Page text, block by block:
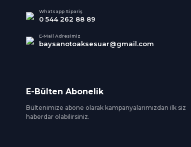
Whatsapp Sipariş
0 544 262 88 89
E-Mail Adresimiz
baysanotoaksesuar@gmail.com
E-Bülten Abonelik
Bültenimize abone olarak kampanyalarımızdan ilk siz
haberdar olabilirsiniz.